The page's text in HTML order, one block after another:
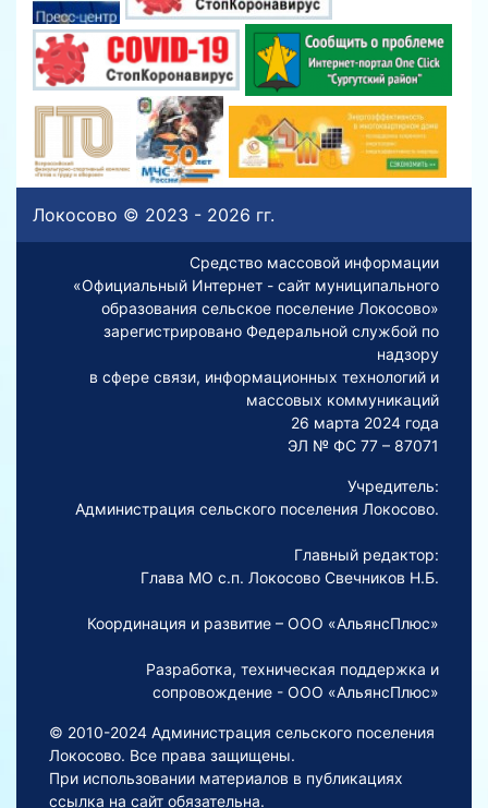
Локосово © 2023 - 2026 гг.
Средство массовой информации
«Официальный Интернет - сайт муниципального
образования сельское поселение Локосово»
зарегистрировано Федеральной службой по
надзору
в сфере связи, информационных технологий и
массовых коммуникаций
26 марта 2024 года
ЭЛ № ФС 77 – 87071
Учредитель:
Администрация сельского поселения Локосово.
Главный редактор:
Глава МО с.п. Локосово Свечников Н.Б.
Координация и развитие – ООО «АльянсПлюс»
Разработка, техническая поддержка и
сопровождение - ООО «АльянсПлюс»
© 2010-2024 Администрация сельского поселения
Локосово. Все права защищены.
При использовании материалов в публикациях
ссылка на сайт обязательна.